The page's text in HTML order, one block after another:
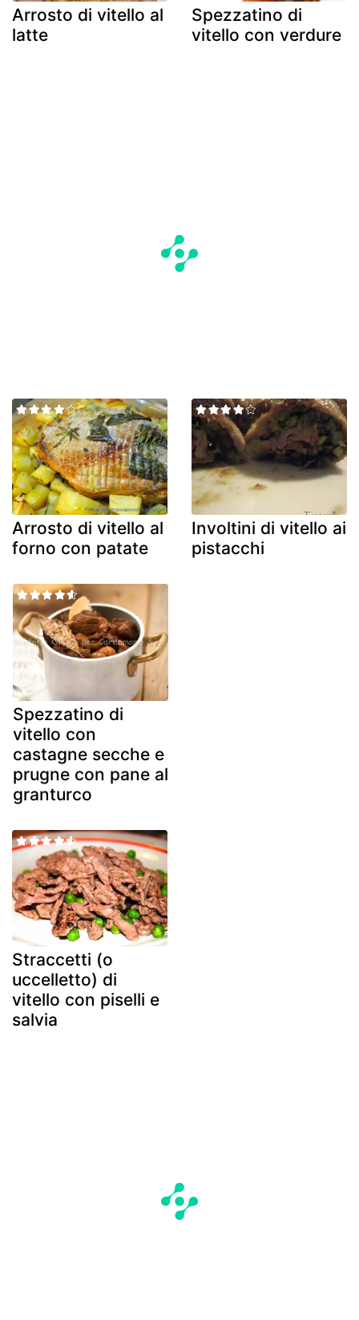
Arrosto di vitello al
latte
Spezzatino di
vitello con verdure
Arrosto di vitello al
forno con patate
Involtini di vitello ai
pistacchi
Spezzatino di
vitello con
castagne secche e
prugne con pane al
granturco
Straccetti (o
uccelletto) di
vitello con piselli e
salvia